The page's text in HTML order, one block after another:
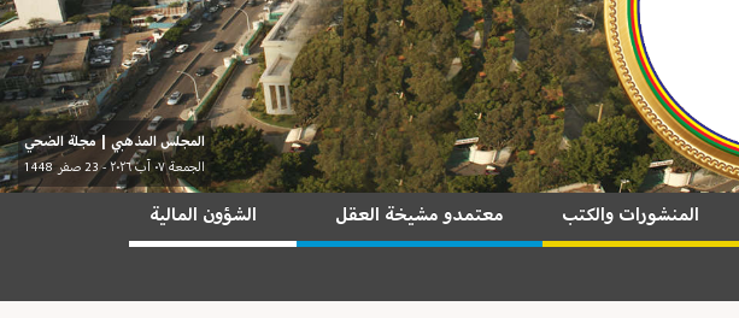
المجلس المذهبي | مجلة الضحي
الجمعة ٠٧ آب ٢٠٢٦ - 23 صفر 1448
المنشورات والكتب معتمدو مشيخة العقل الشؤون المالية